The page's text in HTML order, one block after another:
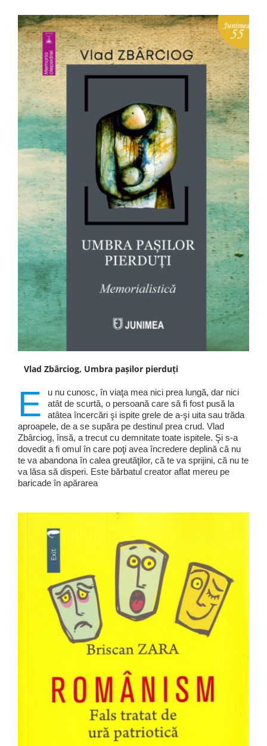
Vlad Zbârciog, Umbra pașilor pierduți
E
u nu cunosc, în viaţa mea nici prea lungă, dar nici
atât de scurtă, o persoană care să fi fost pusă la
atâtea încercări şi ispite grele de a-şi uita sau trăda
aproapele, de a se supăra pe destinul prea crud. Vlad
Zbârciog, însă, a trecut cu demnitate toate ispitele. Şi s-a
dovedit a fi omul în care poţi avea încredere deplină că nu
te va abandona în calea greutăţilor, că te va sprijini, că nu te
va lăsa să disperi. Este bărbatul creator aflat mereu pe
baricade în apărarea